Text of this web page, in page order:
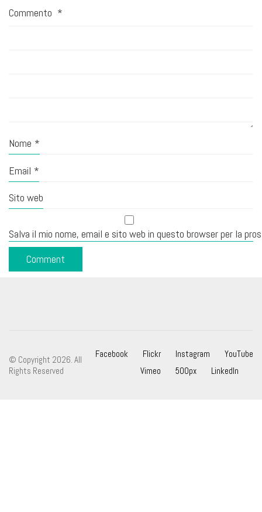
Commento *
Nome *
Email *
Sito web
Salva il mio nome, email e sito web in questo browser per la
Facebook Flickr Instagram
YouTube
Vimeo
500px LinkedIn
© Copyright 2026. All
Rights Reserved